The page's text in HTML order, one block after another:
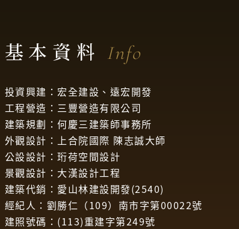
基本資料 Info
投資興建：宏全建設、遠宏開發
工程營造：三豐營造有限公司
建築規劃：何慶三建築師事務所
外觀設計：上合院國際 陳志誠大師
公設設計：珩荷空間設計
景觀設計：大漢設計工程
建築代銷：愛山林建設開發(2540)
經紀人：劉勝仁（109）南市字第00022號
建照號碼：(113)重建字第249號